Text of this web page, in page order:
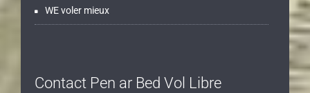
WE voler mieux
Contact Pen ar Bed Vol Libre